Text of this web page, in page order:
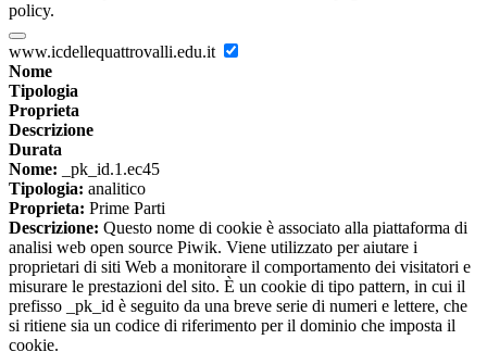
policy.
www.icdellequattrovalli.edu.it
Nome
Tipologia
Proprieta
Descrizione
Durata
Nome: _pk_id.1.ec45
Tipologia: analitico
Proprieta: Prime Parti
Descrizione: Questo nome di cookie è associato alla piattaforma di
analisi web open source Piwik. Viene utilizzato per aiutare i
proprietari di siti Web a monitorare il comportamento dei visitatori e
misurare le prestazioni del sito. È un cookie di tipo pattern, in cui il
prefisso _pk_id è seguito da una breve serie di numeri e lettere, che
si ritiene sia un codice di riferimento per il dominio che imposta il
cookie.